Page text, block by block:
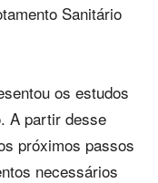
Sanitário
os estudos
A partir desse
próximos passos
necessários